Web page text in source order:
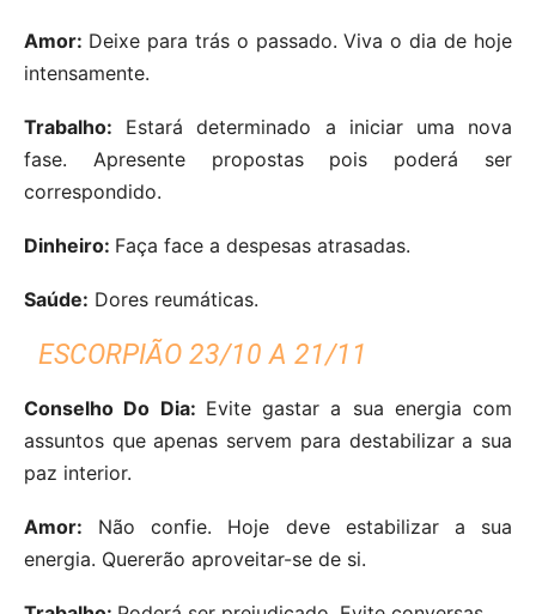
Amor: Deixe para trás o passado. Viva o dia de hoje
intensamente.
Trabalho: Estará determinado a iniciar uma nova
fase. Apresente propostas pois poderá ser
correspondido.
Dinheiro: Faça face a despesas atrasadas.
Saúde: Dores reumáticas.
ESCORPIÃO 23/10 A 21/11
Conselho Do Dia: Evite gastar a sua energia com
assuntos que apenas servem para destabilizar a sua
paz interior.
Amor: Não confie. Hoje deve estabilizar a sua
energia. Quererão aproveitar-se de si.